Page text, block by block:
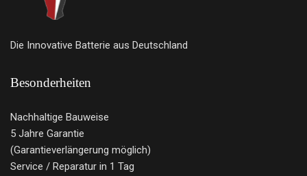
Die Innovative Batterie aus Deutschland
Besonderheiten
Nachhaltige Bauweise
5 Jahre Garantie
(Garantieverlängerung möglich)
Service / Reparatur in 1 Tag